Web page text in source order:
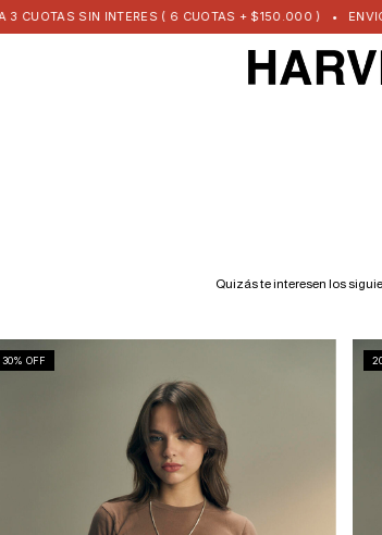
SIN INTERES ( 6 CUOTAS + $150.000 ) • ENVIO
Quizás te interesen los
30% OFF